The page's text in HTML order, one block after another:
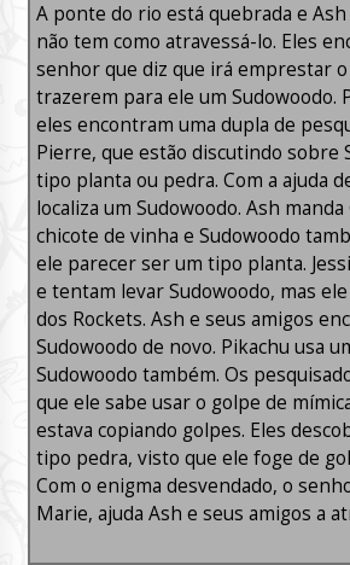
A ponte do rio está quebrada e
não tem como atravessá-lo. Eles
senhor que diz que irá emprestar
trazerem para ele um Sudowoodo.
eles encontram uma dupla de
Pierre, que estão discutindo sobre
tipo planta ou pedra. Com a ajuda
localiza um Sudowoodo. Ash
chicote de vinha e Sudowoodo
ele parecer ser um tipo planta.
e tentam levar Sudowoodo, mas
dos Rockets. Ash e seus amigos
Sudowoodo de novo. Pikachu usa
Sudowoodo também. Os
que ele sabe usar o golpe de
estava copiando golpes. Eles
tipo pedra, visto que ele foge de
Com o enigma desvendado, o
Marie, ajuda Ash e seus amigos a